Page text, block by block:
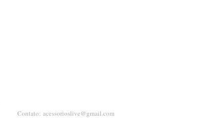
Contato: acessorioslive@gmail.com